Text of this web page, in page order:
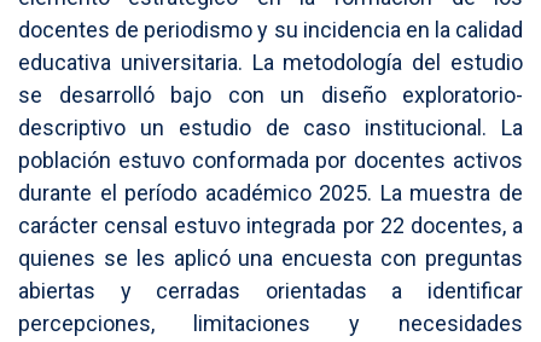
docentes de periodismo y su incidencia en la calidad
educativa universitaria. La metodología del estudio
se desarrolló bajo con un diseño exploratorio-
descriptivo un estudio de caso institucional. La
población estuvo conformada por docentes activos
durante el período académico 2025. La muestra de
carácter censal estuvo integrada por 22 docentes, a
quienes se les aplicó una encuesta con preguntas
abiertas y cerradas orientadas a identificar
percepciones, limitaciones y necesidades